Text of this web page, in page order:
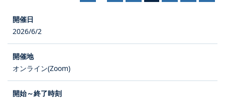
2026/6/2
オンライン(Zoom)